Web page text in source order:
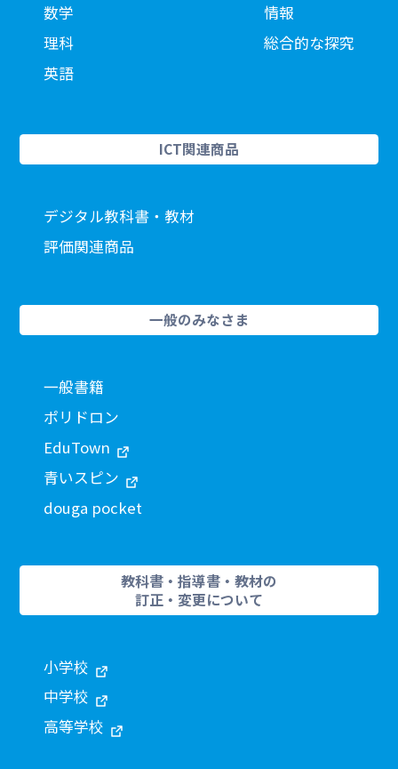
数学
理科
英語
情報
総合的な探究
ICT関連商品
デジタル教科書・教材
評価関連商品
一般のみなさま
一般書籍
ポリドロン
EduTown
青いスピン
douga pocket
教科書・指導書・教材の
訂正・変更について
小学校
中学校
高等学校